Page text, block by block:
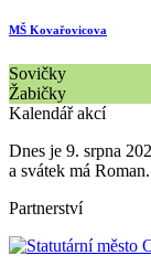
MŠ Kovařovicova
Sovičky
Žabičky
Kalendář akcí
Dnes je 9. srpna
a svátek má Roman.
Partnerství